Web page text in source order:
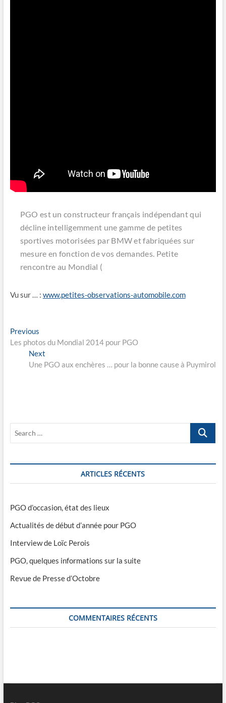
PGO est un constructeur français indépendant qui
décline intelligemment une gamme de petites
sportives motorisées par BMW et fabriquées sur
mesure en fonction de vos demandes. Petite
rencontre au Mondial (
Vu sur … : www.petites-observations-automobile.com
Navigation
de
l’article
PreviousPrevious
post:
Les photos du Mondial 2014 pour PGO
Next
post:
Une PGO aux enchères … pour la bonne cause à Puymirol
Search
ARTICLES RÉCENTS
PGO d’occasion, état des lieux
Actualités de début d’année pour PGO
Interview de Loïc Perois
PGO, quelques informations sur la suite
Revue de Presse d’Octobre
COMMENTAIRES RÉCENTS